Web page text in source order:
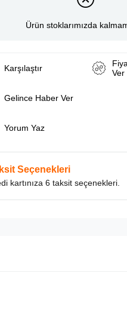
Ürün stoklarımızda
Karşılaştır
Ver
Gelince Haber Ver
Yorum Yaz
Seçenekleri
kartınıza 6 taksit seçenekleri.